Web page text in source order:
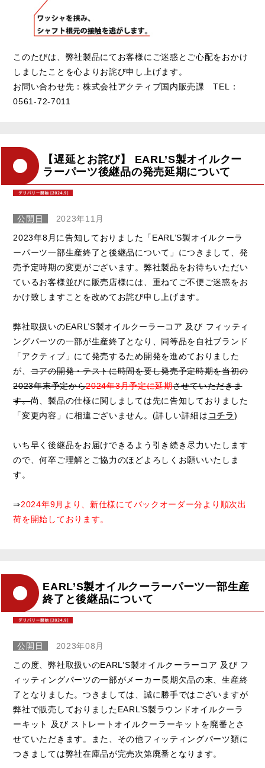
このたびは、弊社製品にてお客様にご迷惑とご心配をおかけ
しましたことを心よりお詫び申し上げます。
お問い合わせ先：株式会社アクティブ国内販売課 TEL：
0561-72-7011
【遅延とお詫び】 EARL’S製オイルクー
ラーパーツ後継品の発売延期について
公開日
2023年11月
2023年8月に告知しておりました「EARL’S製オイルクーラ
ーパーツ一部生産終了と後継品について」につきまして、発
売予定時期の変更がございます。弊社製品をお待ちいただい
ているお客様並びに販売店様には、重ねてご不便ご迷惑をお
かけ致しますことを改めてお詫び申し上げます。
弊社取扱いのEARL’S製オイルクーラーコア 及び フィッティ
ングパーツの一部が生産終了となり、同等品を自社ブランド
「アクティブ」にて発売するため開発を進めておりました
が、コアの開発・テストに時間を要し発売予定時期を当初の
2023年末予定から2024年3月予定に延期させていただきま
す。尚、製品の仕様に関しましては先に告知しておりました
「変更内容」に相違ございません。(詳しい詳細は コチラ)
いち早く後継品をお届けできるよう引き続き尽力いたします
ので、何卒ご理解とご協力のほどよろしくお願いいたしま
す。
⇒2024年9月より、新仕様にてバックオーダー分より順次出
荷を開始しております。
EARL’S製オイルクーラーパーツ一部生産
終了と後継品について
公開日
2023年08月
この度、弊社取扱いのEARL’S製オイルクーラーコア 及び フ
ィッティングパーツの一部がメーカー長期欠品の末、生産終
了となりました。つきましては、誠に勝手ではございますが
弊社で販売しておりましたEARL’S製ラウンドオイルクーラ
ーキット 及び ストレートオイルクーラーキットを廃番とさ
せていただきます。また、その他フィッティングパーツ類に
つきましては弊社在庫品が完売次第廃番となります。